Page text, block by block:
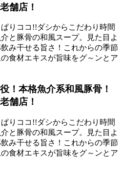
舗店！
りココ!!ダシからこだわり時間
と豚骨の和風スープ。見た目よ
み干せる旨さ！これからの季節
食材エキスが旨味をグ～ンとア
！本格魚介系和風豚骨！
舗店！
りココ!!ダシからこだわり時間
と豚骨の和風スープ。見た目よ
み干せる旨さ！これからの季節
食材エキスが旨味をグ～ンとア